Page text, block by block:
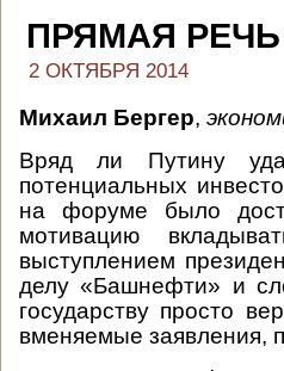
ПРЯМАЯ РЕЧЬ
2 ОКТЯБРЯ 2014
Михаил Бергер,
Вряд ли Путину
потенциальных
на форуме было
мотивацию
выступлением
делу «Башнефти» и
государству просто
вменяемые заявления,